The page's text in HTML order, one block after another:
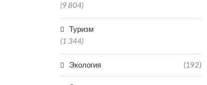
(9 804)
Туризм
(1 344)
Экология (192)